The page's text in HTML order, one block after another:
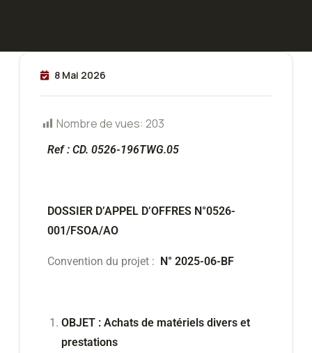
8 Mai 2026
Nombre de vues: 203
Ref : CD. 0526-196TWG.05
DOSSIER D’APPEL D’OFFRES N°0526-
001/FSOA/AO
Convention du projet : N° 2025-06-BF
OBJET : Achats de matériels divers et
prestations